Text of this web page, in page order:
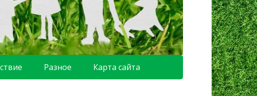
Разное Карта сайта